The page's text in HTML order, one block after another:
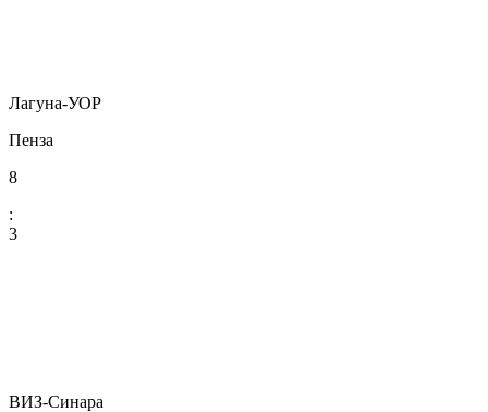
Лагуна-УОР
Пенза
8
:
3
ВИЗ-Синара